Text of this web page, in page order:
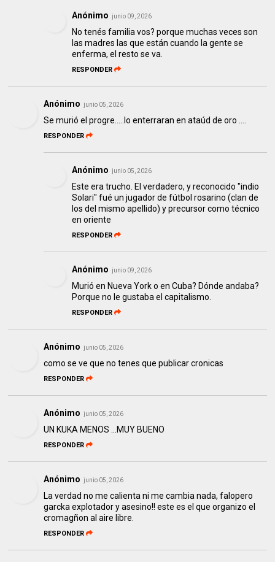
Anónimo junio 09, 2026
No tenés familia vos? porque muchas veces son
las madres las que están cuando la gente se
enferma, el resto se va.
RESPONDER
Anónimo junio 05, 2026
Se murió el progre.....lo enterraran en ataúd de oro ....
RESPONDER
Anónimo junio 05, 2026
Este era trucho. El verdadero, y reconocido "indio
Solari" fué un jugador de fútbol rosarino (clan de
los del mismo apellido) y precursor como técnico
en oriente
RESPONDER
Anónimo junio 09, 2026
Murió en Nueva York o en Cuba? Dónde andaba?
Porque no le gustaba el capitalismo.
RESPONDER
Anónimo junio 05, 2026
como se ve que no tenes que publicar cronicas
RESPONDER
Anónimo junio 05, 2026
UN KUKA MENOS …MUY BUENO
RESPONDER
Anónimo junio 05, 2026
La verdad no me calienta ni me cambia nada, falopero
garcka explotador y asesino!! este es el que organizo el
cromagñon al aire libre.
RESPONDER